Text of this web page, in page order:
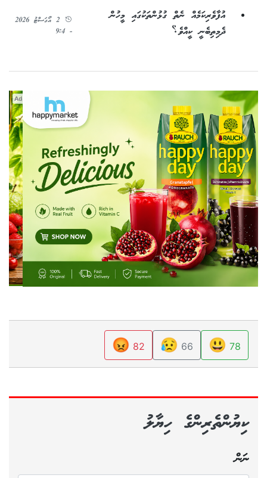
އުފާވެރިކަމެއް ނެތް ގުޅުންތަކުގައި މީހުން
ދެމިތިބެނީ ކީއްވެ؟
2 އޯގަސްޓު 2026
- 9:4
Ad
78
😃
66
😥
82
😡
ކިޔުންތެރިންގެ ހިޔާލު
ނަން